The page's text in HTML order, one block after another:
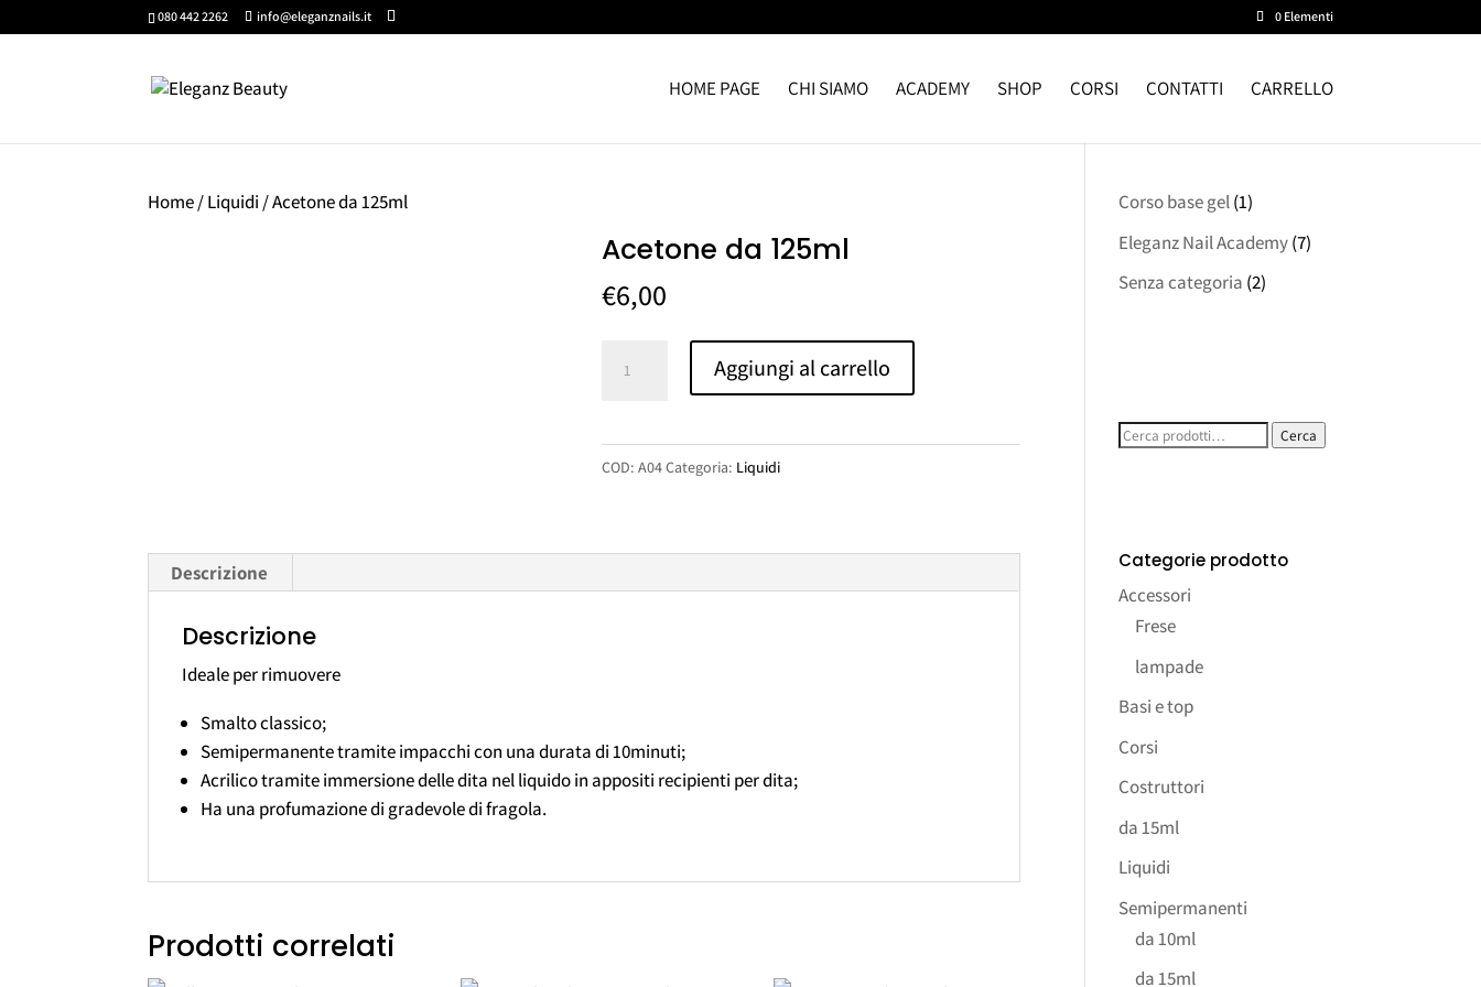
080 442 2262 info@eleganznails.it 0 Elementi
HOME PAGE CHI SIAMO ACADEMY SHOP CORSI CONTATTI CARRELLO
Home/Liquidi / Acetone da 125ml
Acetone da 125ml
€6,00
quantità
Aggiungi al carrello
COD:A04Categoria: Liquidi
Descrizione
Descrizione
Ideale per rimuovere
Smalto classico;
Semipermanente tramite impacchi con una durata di 10minuti;
Acrilico tramite immersione delle dita nel liquido in appositi recipienti per dita;
Ha una profumazione di gradevole di fragola.
Prodotti correlati
Corso base gel(1)
Eleganz Nail Academy(7)
Senza categoria (2)
Cerca: Cerca
Categorie prodotto
Accessori
Frese
lampade
Basi e top
Corsi
Costruttori
da 15ml
Liquidi
Semipermanenti
da 10ml
da 15ml